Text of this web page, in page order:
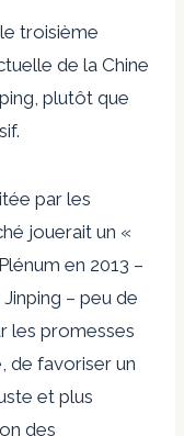
troisième
de la Chine
plutôt que
par les
jouerait un «
en 2013 –
– peu de
les promesses
de favoriser un
et plus
des